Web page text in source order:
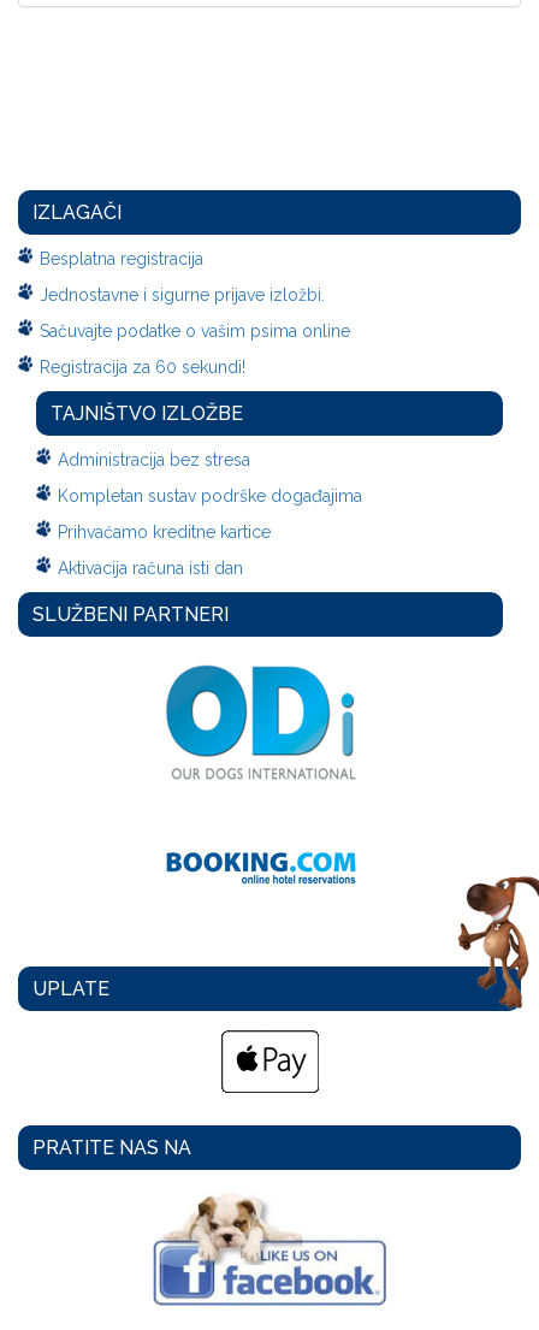
IZLAGAČI
Besplatna registracija
Jednostavne i sigurne prijave izložbi.
Sačuvajte podatke o vašim psima online
Registracija za 60 sekundi!
TAJNIŠTVO IZLOŽBE
Administracija bez stresa
Kompletan sustav podrške događajima
Prihvaćamo kreditne kartice
Aktivacija računa isti dan
SLUŽBENI PARTNERI
UPLATE
PRATITE NAS NA